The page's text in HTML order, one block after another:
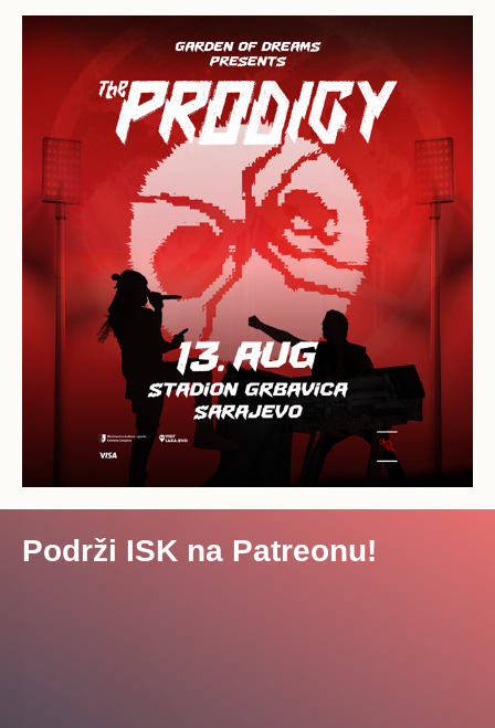
Podrži ISK na Patreonu!